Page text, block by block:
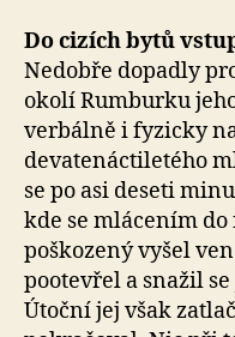
Do cizích bytů
Nedobře dopadly
okolí Rumburku
verbálně i fyzicky
devatenáctiletého
se po asi deseti
kde se mlácením
poškozený vyšel
pootevřel a snažil
Útoční jej však